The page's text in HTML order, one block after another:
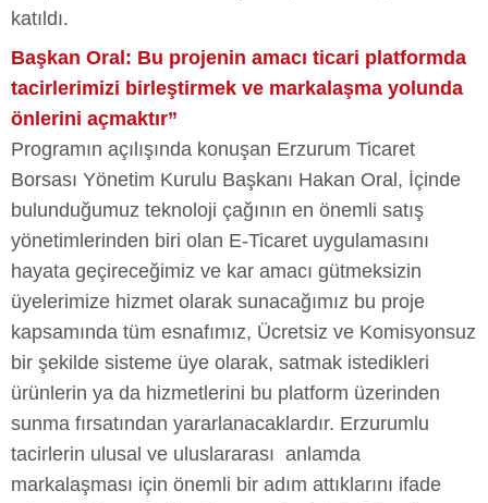
katıldı.
Başkan Oral: Bu projenin amacı ticari platformda
tacirlerimizi birleştirmek ve markalaşma yolunda
önlerini açmaktır”
Programın açılışında konuşan Erzurum Ticaret
Borsası Yönetim Kurulu Başkanı Hakan Oral, İçinde
bulunduğumuz teknoloji çağının en önemli satış
yönetimlerinden biri olan E-Ticaret uygulamasını
hayata geçireceğimiz ve kar amacı gütmeksizin
üyelerimize hizmet olarak sunacağımız bu proje
kapsamında tüm esnafımız, Ücretsiz ve Komisyonsuz
bir şekilde sisteme üye olarak, satmak istedikleri
ürünlerin ya da hizmetlerini bu platform üzerinden
sunma fırsatından yararlanacaklardır. Erzurumlu
tacirlerin ulusal ve uluslararası anlamda
markalaşması için önemli bir adım attıklarını ifade